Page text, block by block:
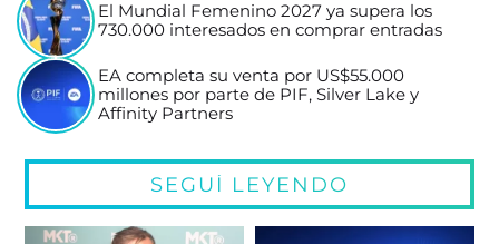
El Mundial Femenino 2027 ya supera los
730.000 interesados en comprar entradas
EA completa su venta por US$55.000
millones por parte de PIF, Silver Lake y
Affinity Partners
SEGUÍ LEYENDO